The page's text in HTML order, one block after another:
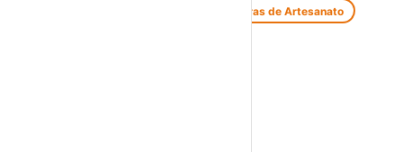
Feiras de Artesanato